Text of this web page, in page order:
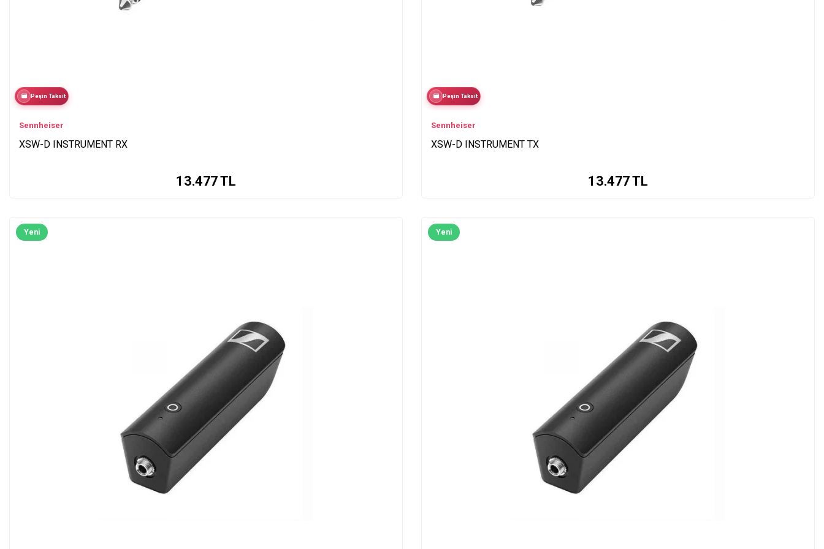
Peşin Taksit
Sennheiser
XSW-D INSTRUMENT RX
13.477TL
Peşin Taksit
Sennheiser
XSW-D INSTRUMENT TX
13.477TL
Yeni Yeni